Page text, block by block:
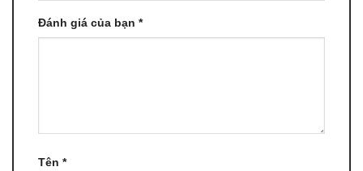
Đánh giá của bạn *
Tên *